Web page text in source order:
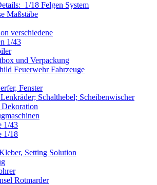
1/18 Felgen System
Maßstäbe
verschiedene
1/43
und Verpackung
Feuerwehr Fahrzeuge
Fenster
Schalthebel; Scheibenwischer
Dekoration
1/43
1/18
Setting Solution
Rotmarder